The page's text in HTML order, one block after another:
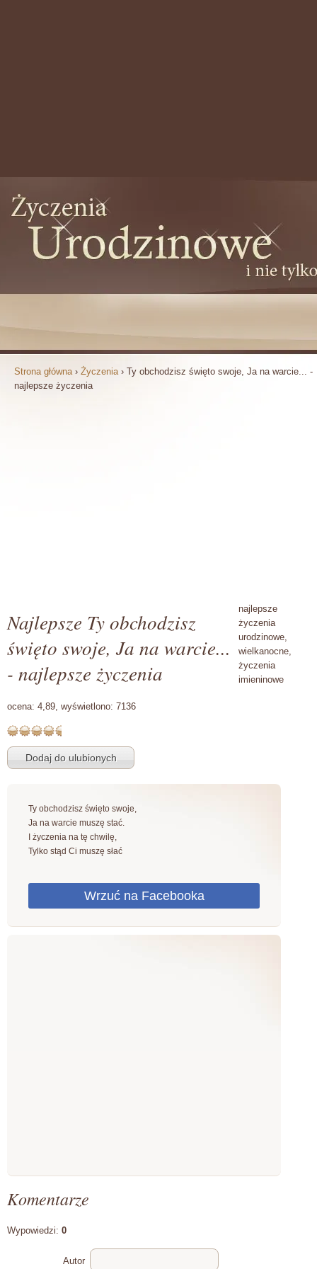
Strona główna › Życzenia › Ty obchodzisz święto swoje, Ja na warcie... -
najlepsze życzenia
Najlepsze Ty obchodzisz
święto swoje, Ja na warcie...
- najlepsze życzenia
ocena: 4,89, wyświetlono: 7136
Ty obchodzisz święto swoje,
Ja na warcie muszę stać.
I życzenia na tę chwilę,
Tylko stąd Ci muszę słać
Komentarze
Wypowiedzi: 0
Autor
najlepsze
życzenia
urodzinowe,
wielkanocne,
życzenia
imieninowe